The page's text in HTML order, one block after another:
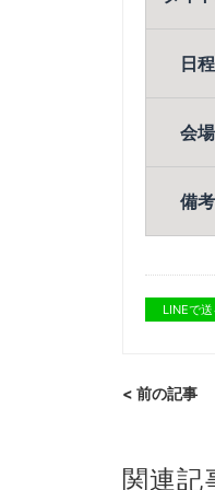
日程
会場
備考
LINEで送
< 前の記事
関連記